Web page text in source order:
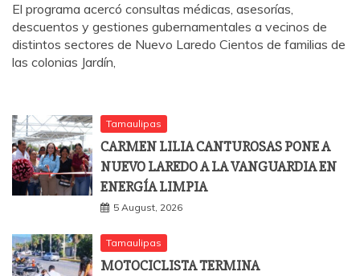
El programa acercó consultas médicas, asesorías,
descuentos y gestiones gubernamentales a vecinos de
distintos sectores de Nuevo Laredo Cientos de familias de
las colonias Jardín,
Tamaulipas
CARMEN LILIA CANTUROSAS PONE A
NUEVO LAREDO A LA VANGUARDIA EN
ENERGÍA LIMPIA
5 August, 2026
Tamaulipas
MOTOCICLISTA TERMINA